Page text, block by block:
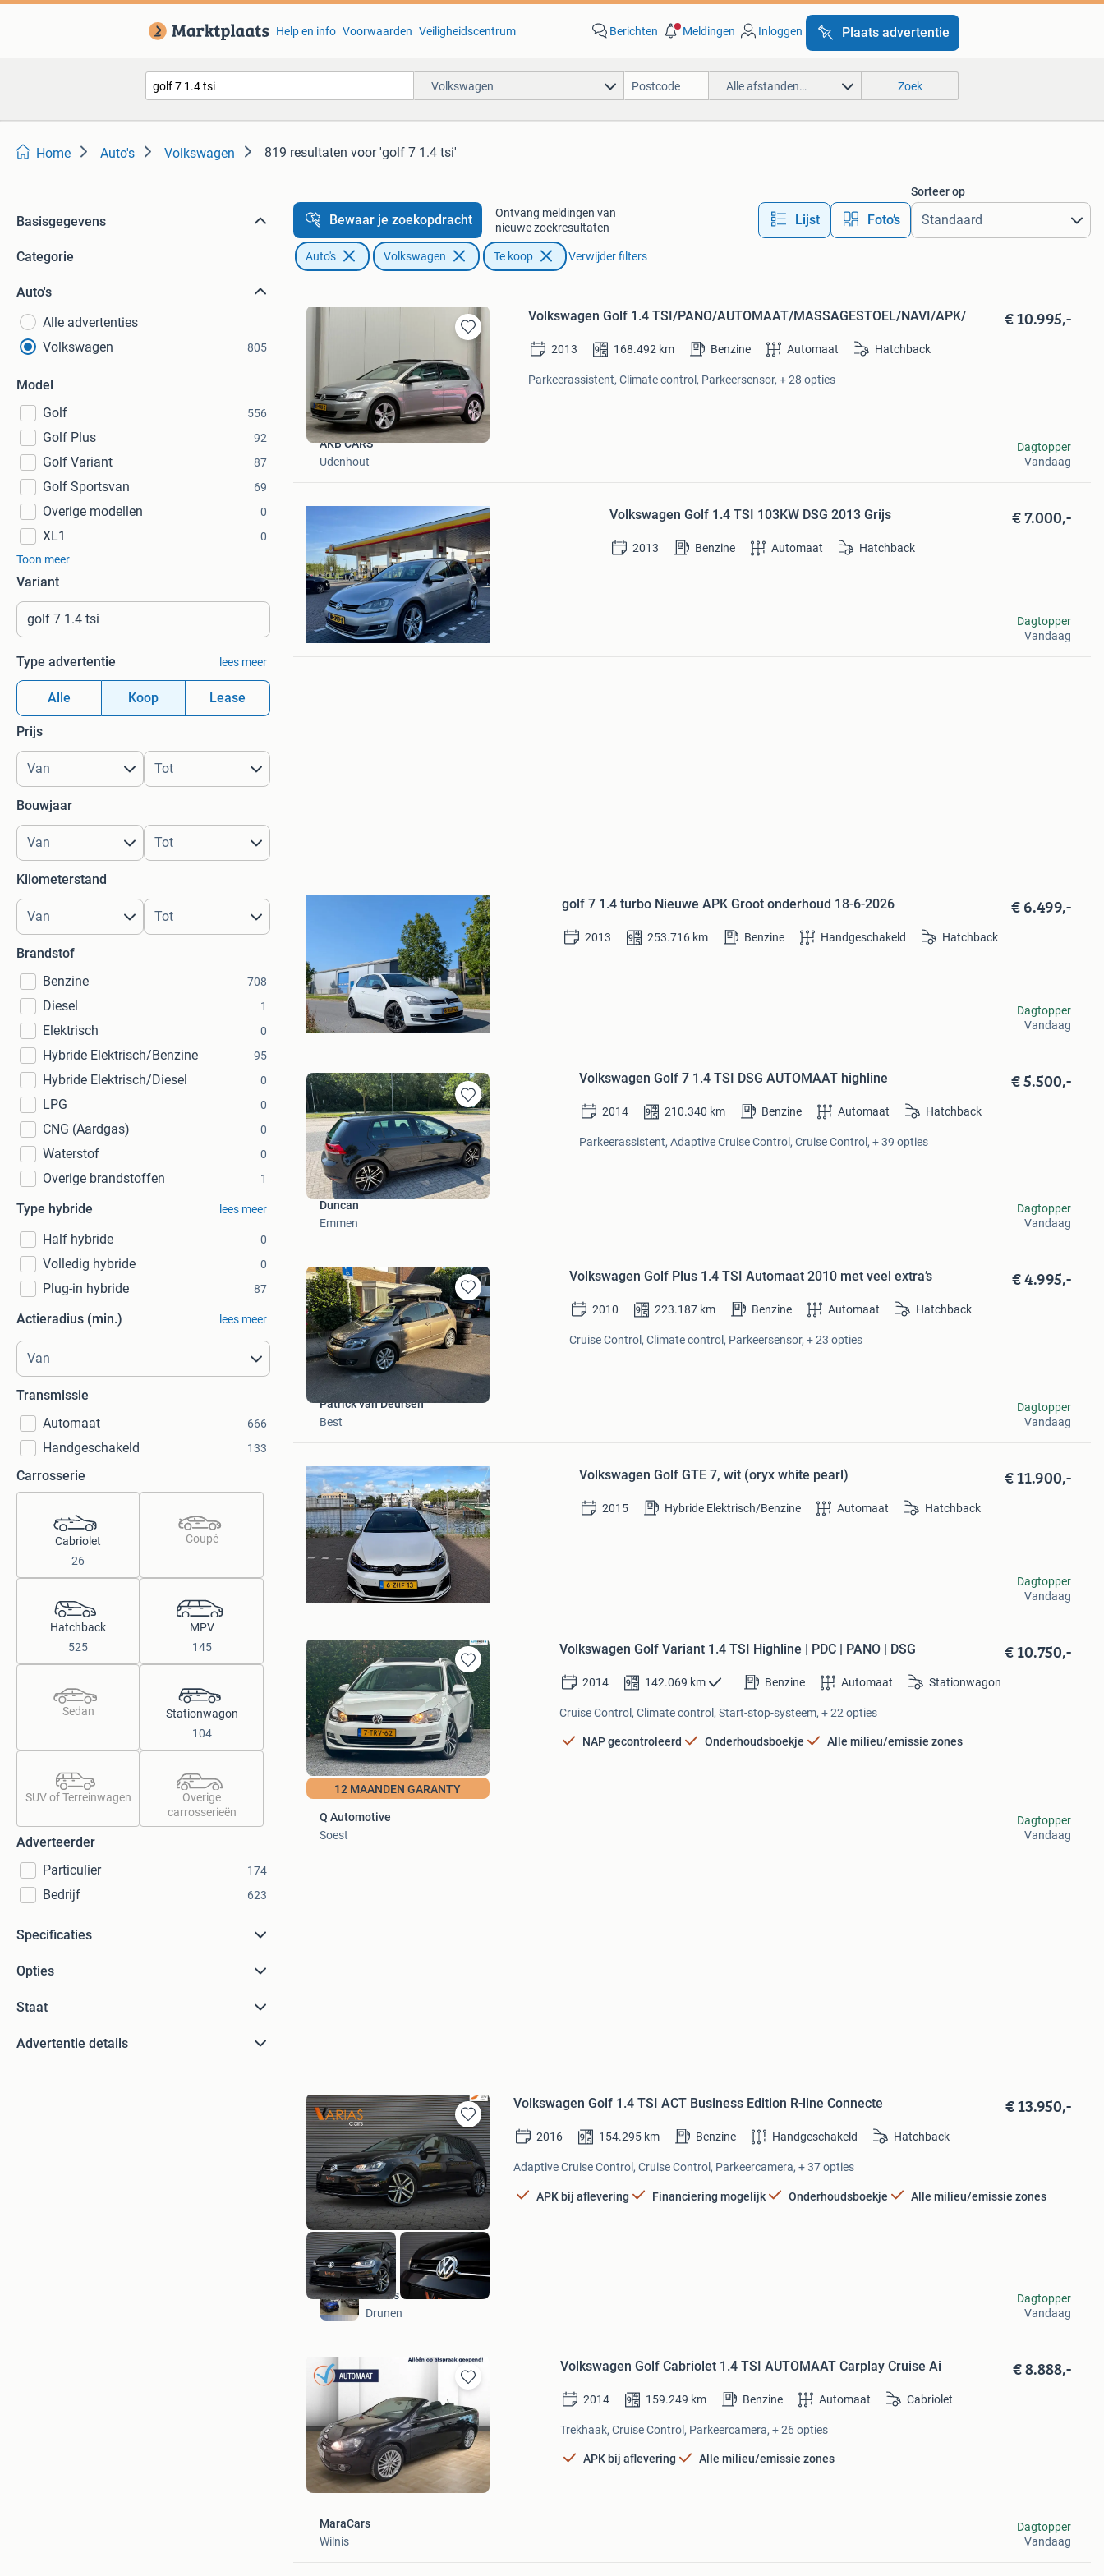
Help en info Voorwaarden Veiligheidscentrum Berichten Meldingen Inloggen Plaats advertentie
Volkswagen Alle afstanden… Zoek
Home Auto's Volkswagen 819 resultaten voor 'golf 7 1.4 tsi'
Basisgegevens
Categorie
Auto's
Alle advertenties
Volkswagen
805
Model
Golf
556
Golf Plus 92
Golf Variant 87
Golf Sportsvan 69
Overige modellen 0
XL1
0
Toon meer
Variant
Type advertentie lees meer
Alle Koop Lease
Prijs
Bouwjaar
Kilometerstand
Brandstof
Benzine
708
Diesel 1
Elektrisch 0
Hybride Elektrisch/Benzine 95
Hybride Elektrisch/Diesel 0
LPG 0
CNG (Aardgas) 0
Waterstof 0
Overige brandstoffen 1
Type hybride lees meer
Half hybride 0
Volledig hybride 0
Plug-in hybride 87
Actieradius (min.) lees meer
Transmissie
Automaat
666
Handgeschakeld 133
Carrosserie
Cabriolet
26
Coupé
Hatchback
525
MPV
145
Sedan
Stationwagon
104
SUV of Terreinwagen
Overige
carrosserieën
Adverteerder
Particulier
174
Bedrijf 623
Specificaties
Opties
Staat
Advertentie details
Bewaar je zoekopdracht
Ontvang meldingen van
nieuwe zoekresultaten
Lijst Foto’s
Sorteer op
Auto's Volkswagen Te koop Verwijder filters
Bewaren
in
Mijn
Favorieten
Volkswagen Golf 1.4 TSI/PANO/AUTOMAAT/MASSAGESTOEL/NAVI/APK/ € 10.995,-
2013 168.492 km Benzine Automaat Hatchback
Parkeerassistent, Climate control, Parkeersensor, + 28 opties
AKB CARS
Udenhout
Dagtopper
Vandaag
Mijn
Favorieten
Volkswagen Golf 1.4 TSI 103KW DSG 2013 Grijs € 7.000,-
2013 Benzine Automaat Hatchback
Err
Amsterdam
Dagtopper
Vandaag
Mijn
Favorieten
golf 7 1.4 turbo Nieuwe APK Groot onderhoud 18-6-2026 € 6.499,-
2013 253.716 km Benzine Handgeschakeld Hatchback
auto garage MaxLevel
Winsum
Dagtopper
Vandaag
Bewaren
in
Mijn
Favorieten
Volkswagen Golf 7 1.4 TSI DSG AUTOMAAT highline € 5.500,-
2014 210.340 km Benzine Automaat Hatchback
Parkeerassistent, Adaptive Cruise Control, Cruise Control, + 39 opties
Duncan
Emmen
Dagtopper
Vandaag
Bewaren
in
Mijn
Favorieten
Volkswagen Golf Plus 1.4 TSI Automaat 2010 met veel extra’s € 4.995,-
2010 223.187 km Benzine Automaat Hatchback
Cruise Control, Climate control, Parkeersensor, + 23 opties
Patrick van Deursen
Best
Dagtopper
Vandaag
Bewaren
in
Mijn
Favorieten
Volkswagen Golf GTE 7, wit (oryx white pearl) € 11.900,-
2015 Hybride Elektrisch/Benzine Automaat Hatchback
Hamada Al Rasho
Haarlem
Dagtopper
Vandaag
Bewaren
in
Mijn
Favorieten
12 MAANDEN GARANTY
Volkswagen Golf Variant 1.4 TSI Highline | PDC | PANO | DSG € 10.750,-
2014 142.069 km Benzine Automaat Stationwagon
Cruise Control, Climate control, Start-stop-systeem, + 22 opties
NAP gecontroleerd Onderhoudsboekje Alle milieu/emissie zones
Q Automotive
Soest
Dagtopper
Vandaag
Bewaren
in
Mijn
Favorieten
Volkswagen Golf 1.4 TSI ACT Business Edition R-line Connecte € 13.950,-
2016 154.295 km Benzine Handgeschakeld Hatchback
Adaptive Cruise Control, Cruise Control, Parkeercamera, + 37 opties
APK bij aflevering Financiering mogelijk Onderhoudsboekje Alle milieu/emissie zones
Varias Cars
Drunen
Dagtopper
Vandaag
Bewaren
in
Mijn
Favorieten
Volkswagen Golf Cabriolet 1.4 TSI AUTOMAAT Carplay Cruise Ai € 8.888,-
2014 159.249 km Benzine Automaat Cabriolet
Trekhaak, Cruise Control, Parkeercamera, + 26 opties
APK bij aflevering Alle milieu/emissie zones
MaraCars
Wilnis
Dagtopper
Vandaag